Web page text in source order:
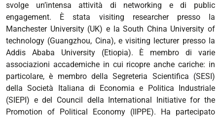
svolge un’intensa attività di networking e di public
engagement. È stata visiting researcher presso la
Manchester University (UK) e la South China University of
technology (Guangzhou, Cina), e visiting lecturer presso la
Addis Ababa University (Etiopia). È membro di varie
associazioni accademiche in cui ricopre anche cariche: in
particolare, è membro della Segreteria Scientifica (SESI)
della Società Italiana di Economia e Politica Industriale
(SIEPI) e del Council della International Initiative for the
Promotion of Political Economy (IIPPE). Ha partecipato